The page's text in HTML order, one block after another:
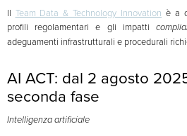
Il Team Data & Technology Innovation è a
profili regolamentari e gli impatti
adeguamenti infrastrutturali e procedurali
AI ACT: dal 2 agosto
seconda fase
Intelligenza artificiale